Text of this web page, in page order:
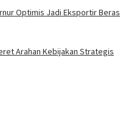
Optimis Jadi Eksportir Beras
Arahan Kebijakan Strategis